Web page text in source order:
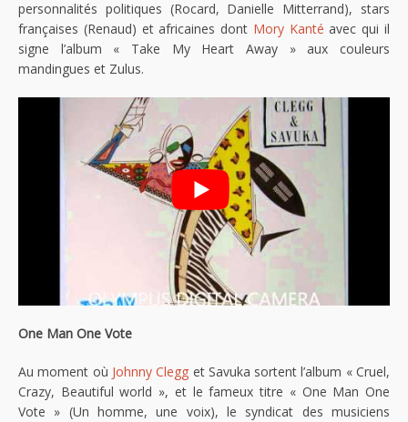
personnalités politiques (Rocard, Danielle Mitterrand), stars
françaises (Renaud) et africaines dont Mory Kanté avec qui il
signe l’album « Take My Heart Away » aux couleurs
mandingues et Zulus.
One Man One Vote
Au moment où Johnny Clegg et Savuka sortent l’album « Cruel,
Crazy, Beautiful world », et le fameux titre « One Man One
Vote » (Un homme, une voix), le syndicat des musiciens